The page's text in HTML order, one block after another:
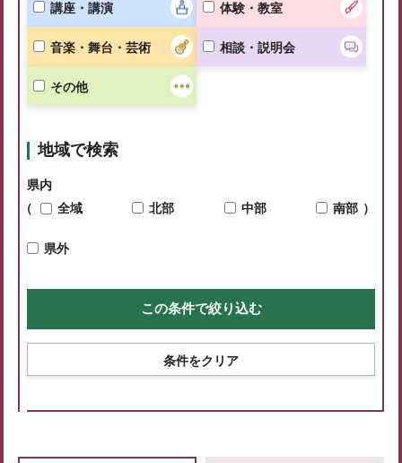
講座・講演 体験・教室
音楽・舞台・芸術 相談・説明会
その他
地域で検索
県内
（
全域 北部 中部 南部 ）
県外
条件をクリア